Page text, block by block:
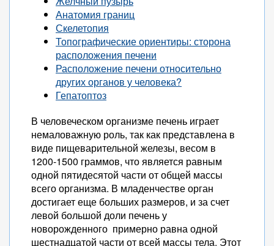
Анатомия границ
Скелетопия
Топографические ориентиры: сторона
расположения печени
Расположение печени относительно
других органов у человека?
Гепатоптоз
В человеческом организме печень играет
немаловажную роль, так как представлена в
виде пищеварительной железы, весом в
1200-1500 граммов, что является равным
одной пятидесятой части от общей массы
всего организма. В младенчестве орган
достигает еще больших размеров, и за счет
левой большой доли печень у
новорожденного примерно равна одной
шестнадцатой части от всей массы тела. Этот